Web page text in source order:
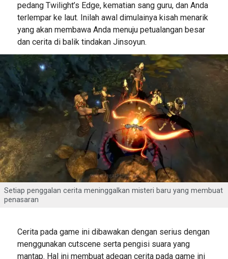
pedang Twilight’s Edge, kematian sang guru, dan Anda
terlempar ke laut. Inilah awal dimulainya kisah menarik
yang akan membawa Anda menuju petualangan besar
dan cerita di balik tindakan Jinsoyun.
Setiap penggalan cerita meninggalkan misteri baru yang membuat
penasaran
Cerita pada game ini dibawakan dengan serius dengan
menggunakan cutscene serta pengisi suara yang
mantap. Hal ini membuat adegan cerita pada game ini